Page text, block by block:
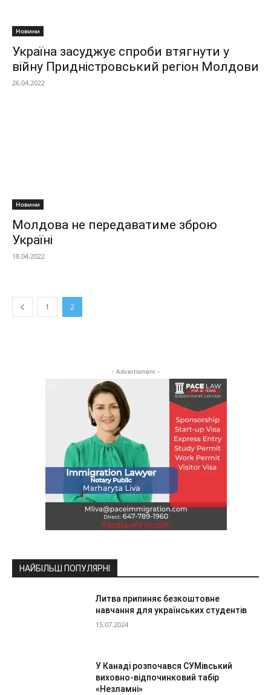
Новини
Україна засуджує спроби втягнути у
війну Придністровський регіон Молдови
26.04.2022
Новини
Молдова не передаватиме зброю
Україні
18.04.2022
1 2
- Advertisment -
НАЙБІЛЬШ ПОПУЛЯРНІ
Литва припиняє безкоштовне
навчання для українських студентів
15.07.2024
У Канаді розпочався СУМівський
виховно-відпочинковий табір
«Незламні»